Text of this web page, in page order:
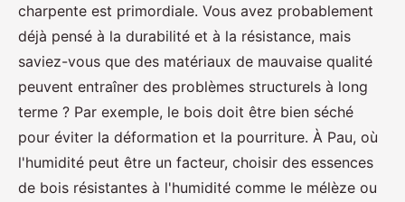
charpente est primordiale. Vous avez probablement
déjà pensé à la durabilité et à la résistance, mais
saviez-vous que des matériaux de mauvaise qualité
peuvent entraîner des problèmes structurels à long
terme ? Par exemple, le bois doit être bien séché
pour éviter la déformation et la pourriture. À Pau, où
l'humidité peut être un facteur, choisir des essences
de bois résistantes à l'humidité comme le mélèze ou